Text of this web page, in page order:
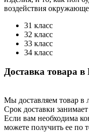
воздействия
31 класс
32 класс
33 класс
34 класс
Доставка товара в
Мы доставляем товар в
Срок доставки
Если вам необходима
можете получить ее по